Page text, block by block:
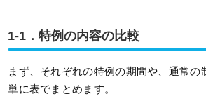
1-1．特例の内容の比較
まず、それぞれの特例の期間や、通常の
単に表でまとめます。